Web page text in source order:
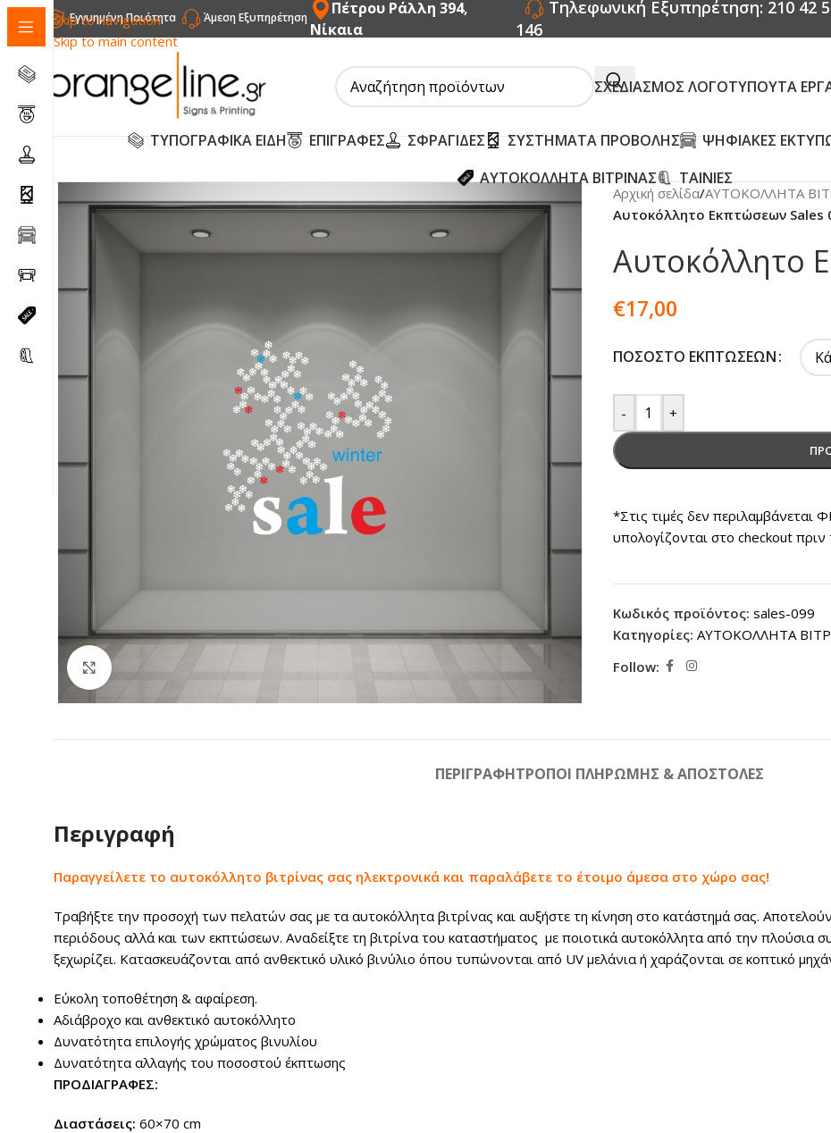
Skip to navigation
Skip to main content
Εγγυημένη Ποιότητα Άμεση Εξυπηρέτηση
Πέτρου Ράλλη 394,
Νίκαια
Τηλεφωνική Εξυπηρέτηση: 210 42
146
ΣΧΕΔΙΑΣΜΟΣ ΛΟΓΟΤΥΠΟΥΤΑ
ΤΥΠΟΓΡΑΦΙΚΑ ΕΙΔΗ ΕΠΙΓΡΑΦΕΣ ΣΦΡΑΓΙΔΕΣ ΣΥΣΤΗΜΑΤΑ ΠΡΟΒΟΛΗΣ ΨΗΦΙΑΚΕΣ
ΑΥΤΟΚΟΛΛΗΤΑ ΒΙΤΡΙΝΑΣ
ΤΑΙΝΙΕΣ
Κλικ για μεγέθυνση
Αρχική σελίδα/ΑΥΤΟΚΟΛΛΗΤΑ
Αυτοκόλλητο Εκπτώσεων Sales
Αυτοκόλλητο
€17,00
ΠΟΣΟΣΤΌ ΕΚΠΤΏΣΕΩΝ
- +
*Στις τιμές δεν περιλαμβάνεται
υπολογίζονται στο checkout
Κωδικός προϊόντος: sales-099
Κατηγορίες: ΑΥΤΟΚΟΛΛΗΤΑ
Follow:
ΠΕΡΙΓΡΑΦΉΤΡΟΠΟΙ ΠΛΗΡΩΜΗΣ & ΑΠΟΣΤΟΛΕΣ
Περιγραφή
Παραγγείλετε το αυτοκόλλητο βιτρίνας σας ηλεκτρονικά και παραλάβετε το έτοιμο άμεσα στο χώρο σας!
Τραβήξτε την προσοχή των πελατών σας με τα αυτοκόλλητα βιτρίνας και αυξήστε τη κίνηση στο κατάστημά σας.
περιόδους αλλά και των εκπτώσεων. Αναδείξτε τη βιτρίνα του καταστήματος με ποιοτικά αυτοκόλλητα από την πλούσια
ξεχωρίζει. Κατασκευάζονται από ανθεκτικό υλικό βινύλιο όπου τυπώνονται από UV μελάνια ή χαράζονται σε κοπτικό
Εύκολη τοποθέτηση & αφαίρεση.
Αδιάβροχο και ανθεκτικό αυτοκόλλητο
Δυνατότητα επιλογής χρώματος βινυλίου
Δυνατότητα αλλαγής του ποσοστού έκπτωσης
ΠΡΟΔΙΑΓΡΑΦΕΣ:
Διαστάσεις: 60×70 cm